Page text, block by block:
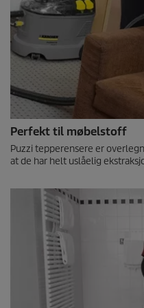
Perfekt til møbelstoff
Puzzitepperensere er
at de har helt uslåelig